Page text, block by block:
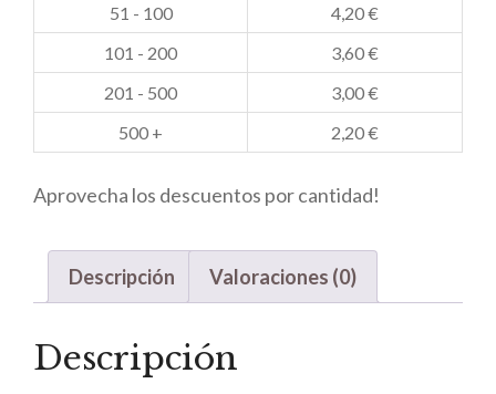
51 - 100
4,20€
101 - 200
3,60€
201 - 500
3,00€
500 +
2,20€
Aprovecha los descuentos por cantidad!
Descripción Valoraciones (0)
Descripción